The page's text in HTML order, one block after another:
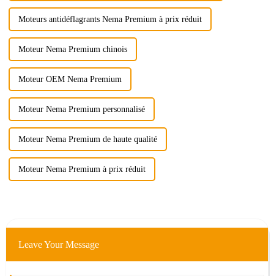
Moteurs antidéflagrants Nema Premium à prix réduit
Moteur Nema Premium chinois
Moteur OEM Nema Premium
Moteur Nema Premium personnalisé
Moteur Nema Premium de haute qualité
Moteur Nema Premium à prix réduit
Leave Your Message